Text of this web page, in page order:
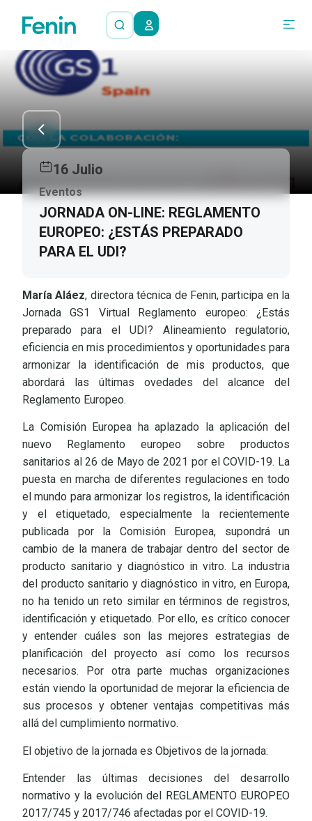
16 Julio
Eventos
JORNADA ON-LINE: REGLAMENTO
EUROPEO: ¿ESTÁS PREPARADO
PARA EL UDI?
María Aláez, directora técnica de Fenin, participa en la
Jornada GS1 Virtual Reglamento europeo: ¿Estás
preparado para el UDI? Alineamiento regulatorio,
eficiencia en mis procedimientos y oportunidades para
armonizar la identificación de mis productos, que
abordará las últimas ovedades del alcance del
Reglamento Europeo.
La Comisión Europea ha aplazado la aplicación del
nuevo Reglamento europeo sobre productos
sanitarios al 26 de Mayo de 2021 por el COVID-19. La
puesta en marcha de diferentes regulaciones en todo
el mundo para armonizar los registros, la identificación
y el etiquetado, especialmente la recientemente
publicada por la Comisión Europea, supondrá un
cambio de la manera de trabajar dentro del sector de
producto sanitario y diagnóstico in vitro. La industria
del producto sanitario y diagnóstico in vitro, en Europa,
no ha tenido un reto similar en términos de registros,
identificación y etiquetado. Por ello, es crítico conocer
y entender cuáles son las mejores estrategias de
planificación del proyecto así como los recursos
necesarios. Por otra parte muchas organizaciones
están viendo la oportunidad de mejorar la eficiencia de
sus procesos y obtener ventajas competitivas más
allá del cumplimiento normativo.
El objetivo de la jornada es Objetivos de la jornada:
Entender las últimas decisiones del desarrollo
normativo y la evolución del REGLAMENTO EUROPEO
2017/745 y 2017/746 afectadas por el COVID-19.